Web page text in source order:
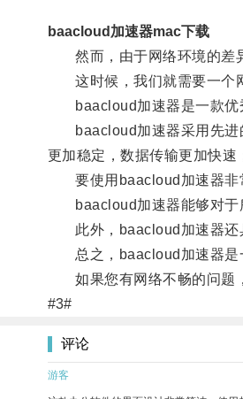
baacloud加速器mac下载
然而，由于网络环境的差异
这时候，我们就需要一个
baacloud加速器是一款优秀
baacloud加速器采用先进的
更加稳定，数据传输更加快速
要使用baacloud加速器非
baacloud加速器能够对于所
此外，baacloud加速器还具
总之，baacloud加速器是一
如果您有网络不畅的问题，
#3#
评论
游客